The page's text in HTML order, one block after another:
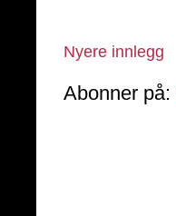
Nyere innlegg
Abonner på: